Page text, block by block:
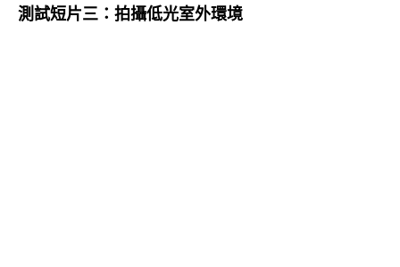
測試短片三：拍攝低光室外環境